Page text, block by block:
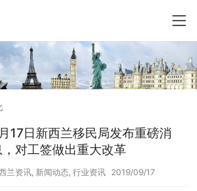
17日新西兰移民局发布重磅消
，对工签做出重大改革
兰资讯, 新闻动态, 行业资讯 2019/09/17